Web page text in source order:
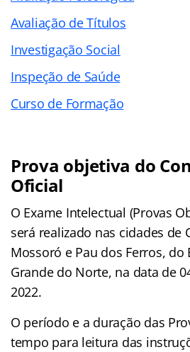
Avaliação de Títulos
Investigação Social
Inspeção de Saúde
Curso de Formação
Prova objetiva do
Oficial
O Exame Intelectual (Provas
será realizado nas cidades de
Mossoró e Pau dos Ferros, do
Grande do Norte, na data de
2022.
O período e a duração das
tempo para leitura das